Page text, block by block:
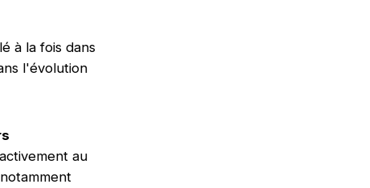
à la fois dans
l'évolution
au
, notamment